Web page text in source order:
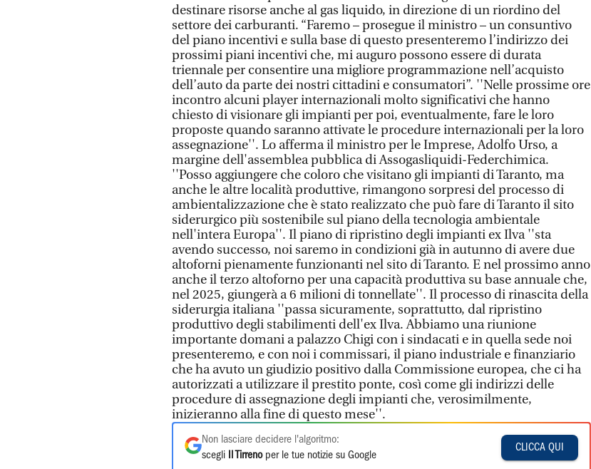
destinare risorse anche al gas liquido, in direzione di un riordino del
settore dei carburanti. “Faremo – prosegue il ministro – un consuntivo
del piano incentivi e sulla base di questo presenteremo l’indirizzo dei
prossimi piani incentivi che, mi auguro possono essere di durata
triennale per consentire una migliore programmazione nell’acquisto
dell’auto da parte dei nostri cittadini e consumatori”. ''Nelle prossime ore
incontro alcuni player internazionali molto significativi che hanno
chiesto di visionare gli impianti per poi, eventualmente, fare le loro
proposte quando saranno attivate le procedure internazionali per la loro
assegnazione''. Lo afferma il ministro per le Imprese, Adolfo Urso, a
margine dell'assemblea pubblica di Assogasliquidi-Federchimica.
''Posso aggiungere che coloro che visitano gli impianti di Taranto, ma
anche le altre località produttive, rimangono sorpresi del processo di
ambientalizzazione che è stato realizzato che può fare di Taranto il sito
siderurgico più sostenibile sul piano della tecnologia ambientale
nell'intera Europa''. Il piano di ripristino degli impianti ex Ilva ''sta
avendo successo, noi saremo in condizioni già in autunno di avere due
altoforni pienamente funzionanti nel sito di Taranto. E nel prossimo anno
anche il terzo altoforno per una capacità produttiva su base annuale che,
nel 2025, giungerà a 6 milioni di tonnellate''. Il processo di rinascita della
siderurgia italiana ''passa sicuramente, soprattutto, dal ripristino
produttivo degli stabilimenti dell'ex Ilva. Abbiamo una riunione
importante domani a palazzo Chigi con i sindacati e in quella sede noi
presenteremo, e con noi i commissari, il piano industriale e finanziario
che ha avuto un giudizio positivo dalla Commissione europea, che ci ha
autorizzati a utilizzare il prestito ponte, così come gli indirizzi delle
procedure di assegnazione degli impianti che, verosimilmente,
inizieranno alla fine di questo mese''.
Non lasciare decidere l'algoritmo:
scegli
Il Tirrenoper le tue notizie su Google
CLICCA QUI